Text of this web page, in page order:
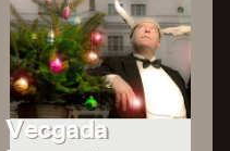
Vecgada